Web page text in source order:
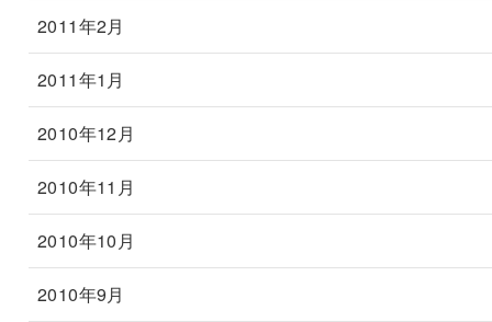
2011年2月
2011年1月
2010年12月
2010年11月
2010年10月
2010年9月